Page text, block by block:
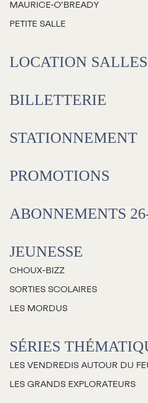
MAURICE‑O’BREADY
PETITE SALLE
LOCATION SALLES
BILLETTERIE
STATIONNEMENT
PROMOTIONS
ABONNEMENTS
JEUNESSE
CHOUX-BIZZ
SORTIES SCOLAIRES
LES MORDUS
SÉRIES
LES VENDREDIS AUTOUR DU
LES GRANDS EXPLORATEURS